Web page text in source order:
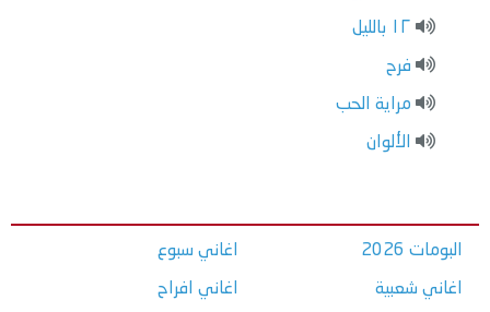
١٢ بالليل
فرح
مراية الحب
الألوان
البومات 2026
اغاني شعبية
اغاني سبوع
اغاني افراح